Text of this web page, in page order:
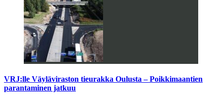
VRJ:lle Väyläviraston tieurakka Oulusta – Poikkimaantien
parantaminen jatkuu